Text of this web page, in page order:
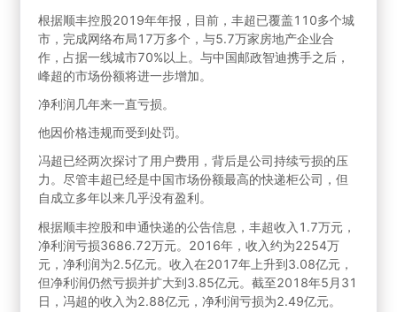
根据顺丰控股2019年年报，目前，丰超已覆盖110多个城
市，完成网络布局17万多个，与5.7万家房地产企业合
作，占据一线城市70%以上。与中国邮政智迪携手之后，
峰超的市场份额将进一步增加。
净利润几年来一直亏损。
他因价格违规而受到处罚。
冯超已经两次探讨了用户费用，背后是公司持续亏损的压
力。尽管丰超已经是中国市场份额最高的快递柜公司，但
自成立多年以来几乎没有盈利。
根据顺丰控股和申通快递的公告信息，丰超收入1.7万元，
净利润亏损3686.72万元。2016年，收入约为2254万
元，净利润为2.5亿元。收入在2017年上升到3.08亿元，
但净利润仍然亏损并扩大到3.85亿元。截至2018年5月31
日，冯超的收入为2.88亿元，净利润亏损为2.49亿元。